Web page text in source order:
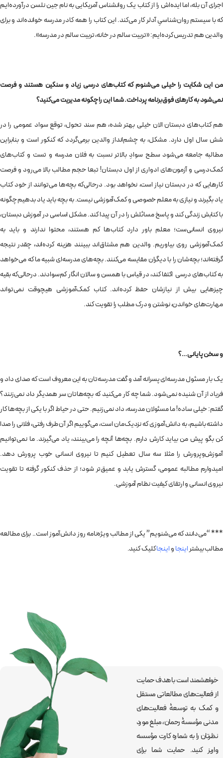
اجرای آن بله، اما ایده‌اش را از کتاب یک روانشناس آمریکایی به نام جین نلسن درآورده‌ایم
که با سیستم روان‌شناسیِ آدلر کار می‌کند. این کتاب را همه کادر مدرسه خوانده‌اند و برای
والدین هم تدریس کرده‌ایم: «تربیت سالم در خانه، تربیت سالم در مدرسه».
من این شکایت را خیلی می‌شنوم که کتاب‌های درسی زیاد و سنگین هستند و فرصت
نمی‌شود به کارهای فوق‌برنامه پرداخت. شما این را چگونه مدیریت می‌کنید؟
هم کتاب‌های دبستان الان خیلی بهتر شده، هم سند تحول، توقع سواد عمومی را در
شش سال اول دارد. مشکل، به چشم‌انداز والدین برمی‌گردد که کنکور است و بنابراین
مطالبه جامعه می‌شود سطح سوادِ بالاتر نسبت به فلان مدرسه و تست و کتاب‌های
کمک‌درسی و آزمون‌های ادواری از اول دبستان! تبعا حجم مطالب بالا می‌رود و فرصت
کارهایی که در دبستان نیاز است، نخواهد بود. درحالی‌که بچه‌ها می‌توانند از خود کتاب
یاد بگیرند و نیازی به معلم خصوصی و کمک‌آموزشی نیست. به بچه باید یاد بدهیم چگونه
با کتابش زندگی کند و پاسخ مسائلش را در آن پیدا کند. مشکل اساسی در آموزش دبستان،
نیروی انسانی‌ست؛ معلم باور دارد کتاب‌ها کم هستند، محتوا ندارند و باید به
کمک‌آموزشی روی بیاوریم. والدین هم مشتاق‌اند ببینند هزینه کرده‌اند، چقدر نتیجه
گرفته‌اند؛ بچه‌شان را با دیگران مقایسه می‌کنند. بچه‌های مدرسه‌ای شبیه ما که می‌خواهد
به کتاب‌های درسی اکتفا کند، در قیاس با همسن و سالان انگار کم‌سوادند. درحالی‌که بقیه
چیزهایی بیش از نیازشان حفظ کرده‌اند. کتاب کمک‌آموزشی هیچوقت نمی‌تواند
مهارت‌های خواندن، نوشتن و درک مطلب را تقویت کند.
و سخن پایانی…؟
یک بار مسئول مدرسه‌ای پسرانه آمد و گفت مدرسه‌تان به این معروف است که صدای داد و
فریاد از آن شنیده نمی‌شود. شما چه کار می‌کنید که بچه‌هاتان سر همدیگر داد نمی‌زنند؟
گفتم: خیلی ساده! ما مسئولان مدرسه، داد نمی‌زنیم. حتی در حیاط اگر با یکی از بچه‌ها کار
داشته باشیم، به دانش‌آموزی که نزدیک‌مان است، می‌گوییم اگر آن طرف رفتی، فلانی را صدا
کن بگو پیش من بیاید کارش دارم. بچه‌ها آنچه را می‌بینند، یاد می‌گیرند. ما نمی‌توانیم
آموزش‌وپرورش را مثلا سه سال تعطیل کنیم تا نیروی انسانی خوب پرورش دهد.
امیدوارم مطالبه عمومی، گسترش یابد و عمیق‌تر شود؛ از حذف کنکور گرفته تا تقویت
نیروی انسانی و ارتقای کیفیت نظام آموزشی.
*** “می‌دانند که می‌شنویم” یکی از مطالب ویژه‌نامه روز دانش‌آموز است.. برای مطالعه
مطالب بیشتراینجاواینجاکلیک کنید.
خواهشمند است با هدف حمایت
از فعالیت‌های مطالعاتی مستقل
و کمک به توسعۀ فعالیت‌های
مدنی مؤسسۀ رحمان، مبلغ مورد
نظرتان را به شماره کارت مؤسسه
واریز کنید. حمایت شما برای